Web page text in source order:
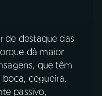
de destaque das
dá maior
que têm
cegueira,
passivo,